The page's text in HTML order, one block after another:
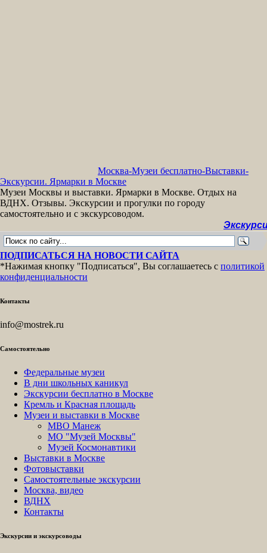
Москва-Музеи бесплатно-Выставки-
Экскурсии. Ярмарки в Москве
Музеи Москвы и выставки. Ярмарки в Москве. Отдых на
ВДНХ. Отзывы. Экскурсии и прогулки по городу
самостоятельно и с экскурсоводом.
Экскурсии
ПОДПИСАТЬСЯ НА НОВОСТИ САЙТА
*Нажимая кнопку "Подписаться", Вы соглашаетесь с политикой
конфиденциальности
Контакты
info@mostrek.ru
Самостоятельно
Федеральные музеи
В дни школьных каникул
Экскурсии бесплатно в Москве
Кремль и Красная площадь
Музеи и выставки в Москве
МВО Манеж
МО "Музей Москвы"
Музей Космонавтики
Выставки в Москве
Фотовыставки
Самостоятельные экскурсии
Москва, видео
ВДНХ
Контакты
Экскурсии и экскурсоводы